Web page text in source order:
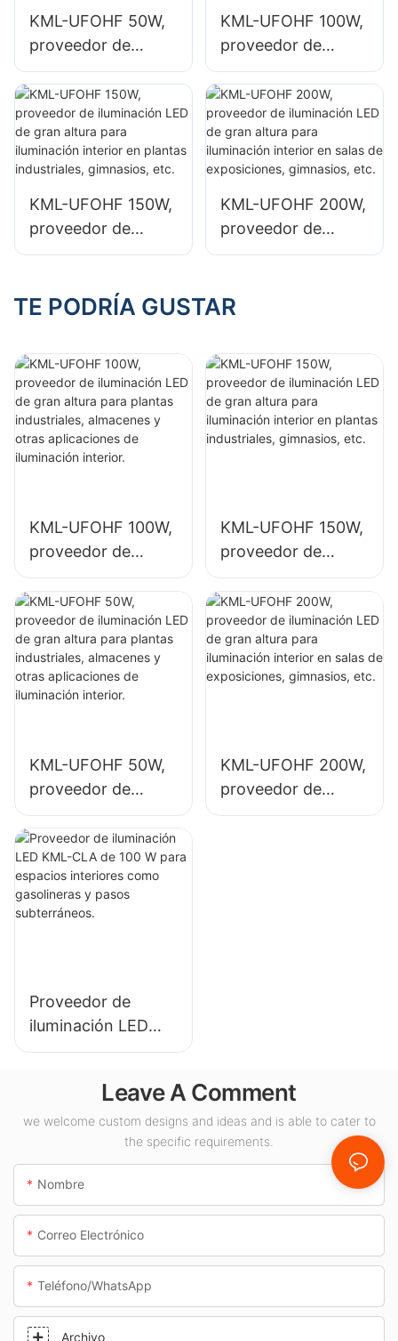
industriales y
almacenes.
almacenes.
KML-UFOHF 50W,
proveedor de
iluminación LED de
gran altura para
plantas
industriales,
almacenes y otras
iluminación interior.
KML-UFOHF 100W,
proveedor de
iluminación LED de
gran altura para
plantas
industriales,
almacenes y otras
iluminación interior.
KML-UFOHF 150W,
proveedor de
iluminación LED de
iluminación interior
industriales,
gimnasios, etc.
KML-UFOHF 200W,
proveedor de
iluminación LED de
iluminación interior
exposiciones,
gimnasios, etc.
TE PODRÍA GUSTAR
KML-UFOHF 100W,
proveedor de
iluminación LED de
gran altura para
plantas
industriales,
almacenes y otras
aplicaciones de
KML-UFOHF 150W,
proveedor de
iluminación LED de
gran altura para
iluminación interior
en plantas
industriales,
KML-UFOHF 50W,
proveedor de
iluminación LED de
gran altura para
plantas
industriales,
almacenes y otras
KML-UFOHF 200W,
proveedor de
iluminación LED de
Proveedor de
iluminación LED
KML-CLA de 100 W
interiores como
gasolineras y pasos
subterráneos.
Leave A Comment
we welcome custom designs and ideas and is able to cater to
the specific requirements.
Nombre
Correo Electrónico
Teléfono/WhatsApp
Archivo